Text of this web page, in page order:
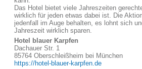
Das Hotel bietet viele Jahreszeiten
wirklich für jeden etwas dabei ist. Die
jedenfall im Auge behalten, es lohnt sich
Jahreszeit wirklich sparen.
Hotel blauer Karpfen
Dachauer Str. 1
85764 Oberschleißheim bei München
https://hotel-blauer-karpfen.de